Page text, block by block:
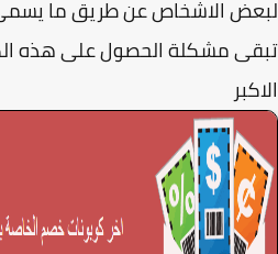
الاشخاص عن طريق ما يسمى
مشكلة الحصول على هذه